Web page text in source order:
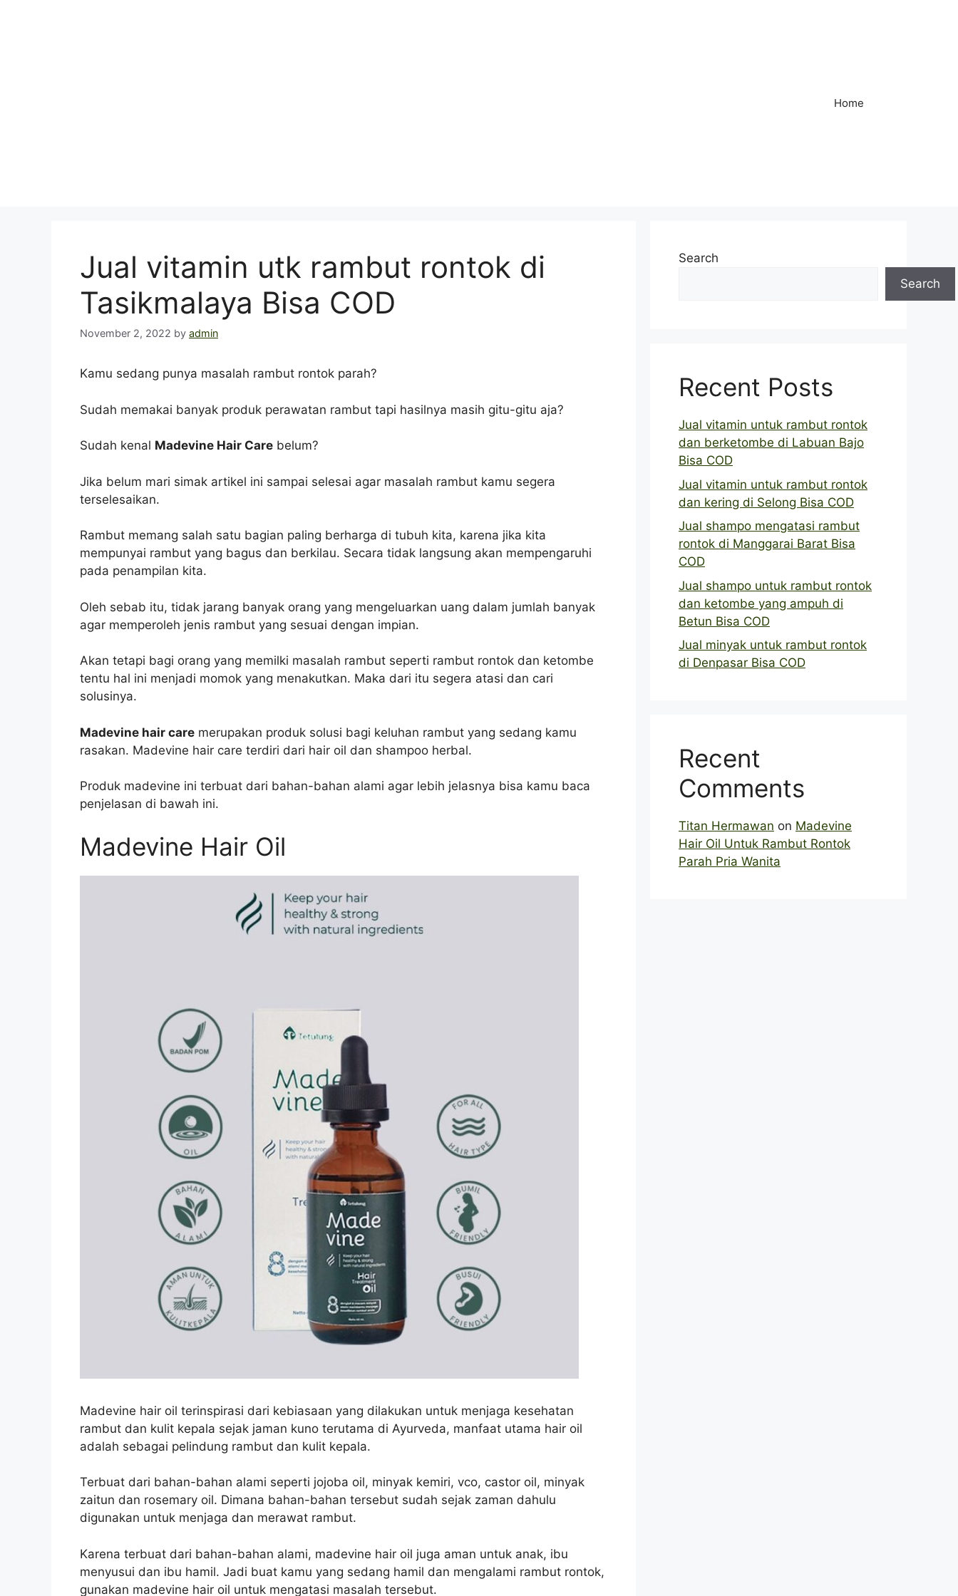
Home
Jual vitamin utk rambut rontok di
Tasikmalaya Bisa COD
November 2, 2022 by admin
Kamu sedang punya masalah rambut rontok parah?
Sudah memakai banyak produk perawatan rambut tapi hasilnya masih gitu-gitu aja?
Sudah kenal Madevine Hair Care belum?
Jika belum mari simak artikel ini sampai selesai agar masalah rambut kamu segera
terselesaikan.
Rambut memang salah satu bagian paling berharga di tubuh kita, karena jika kita
mempunyai rambut yang bagus dan berkilau. Secara tidak langsung akan mempengaruhi
pada penampilan kita.
Oleh sebab itu, tidak jarang banyak orang yang mengeluarkan uang dalam jumlah banyak
agar memperoleh jenis rambut yang sesuai dengan impian.
Akan tetapi bagi orang yang memilki masalah rambut seperti rambut rontok dan ketombe
tentu hal ini menjadi momok yang menakutkan. Maka dari itu segera atasi dan cari
solusinya.
Madevine hair care merupakan produk solusi bagi keluhan rambut yang sedang kamu
rasakan. Madevine hair care terdiri dari hair oil dan shampoo herbal.
Produk madevine ini terbuat dari bahan-bahan alami agar lebih jelasnya bisa kamu baca
penjelasan di bawah ini.
Madevine Hair Oil
Madevine hair oil terinspirasi dari kebiasaan yang dilakukan untuk menjaga kesehatan
rambut dan kulit kepala sejak jaman kuno terutama di Ayurveda, manfaat utama hair oil
adalah sebagai pelindung rambut dan kulit kepala.
Terbuat dari bahan-bahan alami seperti jojoba oil, minyak kemiri, vco, castor oil, minyak
zaitun dan rosemary oil. Dimana bahan-bahan tersebut sudah sejak zaman dahulu
digunakan untuk menjaga dan merawat rambut.
Karena terbuat dari bahan-bahan alami, madevine hair oil juga aman untuk anak, ibu
menyusui dan ibu hamil. Jadi buat kamu yang sedang hamil dan mengalami rambut rontok,
gunakan madevine hair oil untuk mengatasi masalah tersebut.
Search
Search
Recent Posts
Jual vitamin untuk rambut rontok
dan berketombe di Labuan Bajo
Bisa COD
Jual vitamin untuk rambut rontok
dan kering di Selong Bisa COD
Jual shampo mengatasi rambut
rontok di Manggarai Barat Bisa
COD
Jual shampo untuk rambut rontok
dan ketombe yang ampuh di
Betun Bisa COD
Jual minyak untuk rambut rontok
di Denpasar Bisa COD
Recent
Comments
Titan Hermawan on Madevine
Hair Oil Untuk Rambut Rontok
Parah Pria Wanita